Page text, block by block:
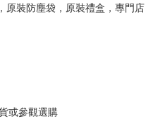
原裝防塵袋，原裝禮盒，專門店
或參觀選購